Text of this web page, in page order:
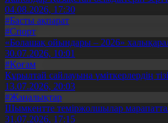
04.08.2026, 17:30
#Басты ақпарат
#Спорт
«Болашақ ойындары – 2026»
30.07.2026, 10:01
#Қоғам
Құрылтай сайлауына үміткерлердің
13.07.2026, 20:03
#Жаңалықтар
Шымкентте теміржолшылар
31.07.2026, 17:15